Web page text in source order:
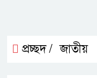
প্রচ্ছদ / জাতীয়